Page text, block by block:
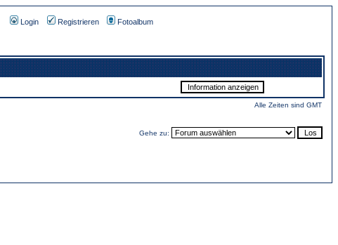
Login Registrieren Fotoalbum
Alle Zeiten sind GMT
Gehe zu: